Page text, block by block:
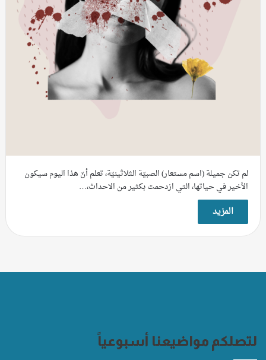
لم تكن جميلة (اسم مستعار) الصبيّة الثلاثينيّة، تعلم أنّ هذا اليوم سيكون
الأخير في حياتها، التي ازدحمت بكثير من الاحداث،…
المزيد
لتصلكم مواضيعنا أسبوعياً